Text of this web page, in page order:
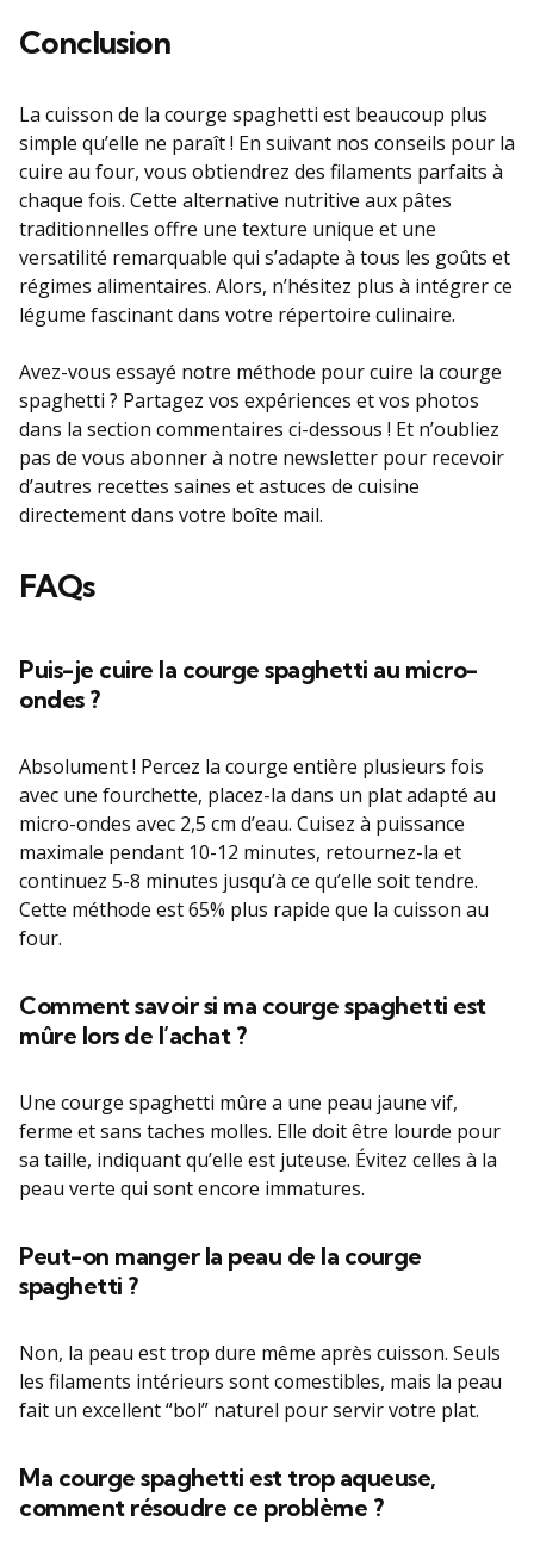
Conclusion
La cuisson de la courge spaghetti est beaucoup plus
simple qu’elle ne paraît ! En suivant nos conseils pour la
cuire au four, vous obtiendrez des filaments parfaits à
chaque fois. Cette alternative nutritive aux pâtes
traditionnelles offre une texture unique et une
versatilité remarquable qui s’adapte à tous les goûts et
régimes alimentaires. Alors, n’hésitez plus à intégrer ce
légume fascinant dans votre répertoire culinaire.
Avez-vous essayé notre méthode pour cuire la courge
spaghetti ? Partagez vos expériences et vos photos
dans la section commentaires ci-dessous ! Et n’oubliez
pas de vous abonner à notre newsletter pour recevoir
d’autres recettes saines et astuces de cuisine
directement dans votre boîte mail.
FAQs
Puis-je cuire la courge spaghetti au micro-
ondes ?
Absolument ! Percez la courge entière plusieurs fois
avec une fourchette, placez-la dans un plat adapté au
micro-ondes avec 2,5 cm d’eau. Cuisez à puissance
maximale pendant 10-12 minutes, retournez-la et
continuez 5-8 minutes jusqu’à ce qu’elle soit tendre.
Cette méthode est 65% plus rapide que la cuisson au
four.
Comment savoir si ma courge spaghetti est
mûre lors de l’achat ?
Une courge spaghetti mûre a une peau jaune vif,
ferme et sans taches molles. Elle doit être lourde pour
sa taille, indiquant qu’elle est juteuse. Évitez celles à la
peau verte qui sont encore immatures.
Peut-on manger la peau de la courge
spaghetti ?
Non, la peau est trop dure même après cuisson. Seuls
les filaments intérieurs sont comestibles, mais la peau
fait un excellent “bol” naturel pour servir votre plat.
Ma courge spaghetti est trop aqueuse,
comment résoudre ce problème ?